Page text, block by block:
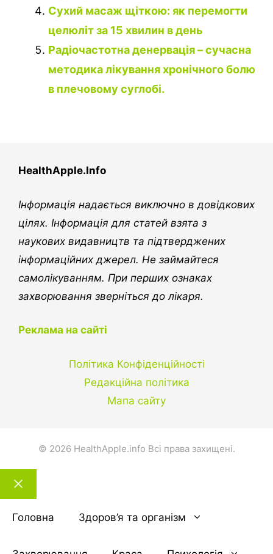
Сухий масаж щіткою: як перемогти
целюліт за 15 хвилин в день
Радіочастотна денервація – сучасна
методика лікування хронічного болю
в плечовому суглобі.
HealthApple.Info
Інформація надається виключно в довідкових
цілях. Інформація для статей взята з
наукових видавництв та підтверджених
інформаційних джерел. Не займайтеся
самолікуванням. При перших ознаках
захворювання зверніться до лікаря.
Реклама на сайті
Політика Конфіденційності
Редакційна політика
Мапа сайту
© 2026 HealthApple.info Всі права захищені.
Закрити
тему
Головна Здоров’я та організм